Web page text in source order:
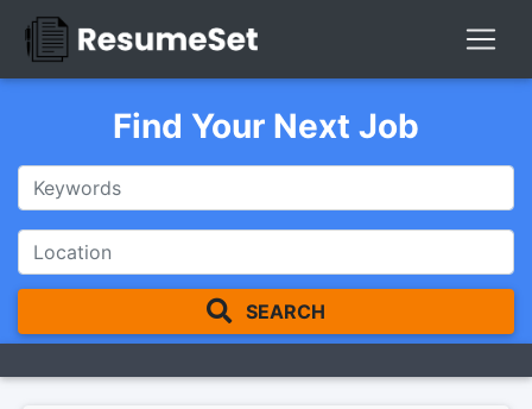
Find Your Next Job
SEARCH